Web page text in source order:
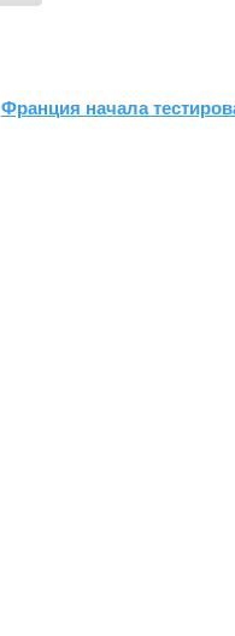
Франция начала